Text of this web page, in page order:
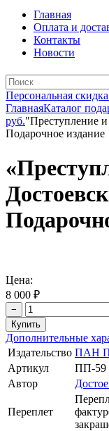
Главная
Оплата и
Контакты
Новости
Персональная
ГлавнаяКаталог
руб."Преступление
Подарочное издание
Цена:
8 000 ₽
−
Дополнительные
Издательство ПАН
Артикул
ПП-59
Автор
Переплет